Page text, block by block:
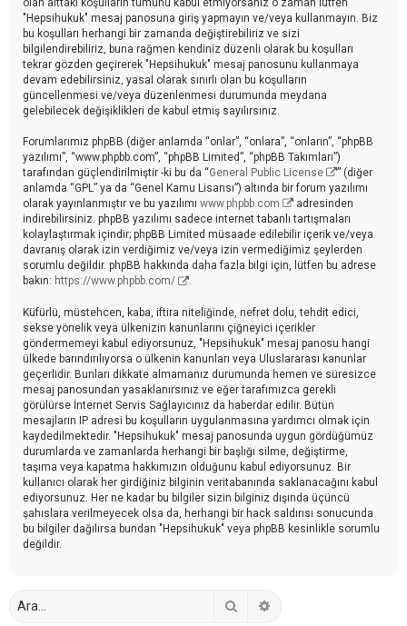
"Hepsihukuk" mesaj panosuna giriş yapmayın ve/veya kullanmayın. Biz
bu koşulları herhangi bir zamanda değiştirebiliriz ve sizi
bilgilendirebiliriz, buna rağmen kendiniz düzenli olarak bu koşulları
tekrar gözden geçirerek "Hepsihukuk" mesaj panosunu kullanmaya
devam edebilirsiniz, yasal olarak sınırlı olan bu koşulların
güncellenmesi ve/veya düzenlenmesi durumunda meydana
gelebilecek değişiklikleri de kabul etmiş sayılırsınız.
Forumlarımız phpBB (diğer anlamda “onlar”, “onlara”, “onların”, “phpBB
yazılımı”, “www.phpbb.com”, “phpBB Limited”, “phpBB Takımları”)
tarafından güçlendirilmiştir -ki bu da “General Public License
” (diğer
anlamda “GPL” ya da “Genel Kamu Lisansı”) altında bir forum yazılımı
olarak yayınlanmıştır ve bu yazılımı www.phpbb.com
adresinden
indirebilirsiniz. phpBB yazılımı sadece internet tabanlı tartışmaları
kolaylaştırmak içindir; phpBB Limited müsaade edilebilir içerik ve/veya
davranış olarak izin verdiğimiz ve/veya izin vermediğimiz şeylerden
sorumlu değildir. phpBB hakkında daha fazla bilgi için, lütfen bu adrese
bakın: https://www.phpbb.com/ .
Küfürlü, müstehcen, kaba, iftira niteliğinde, nefret dolu, tehdit edici,
sekse yönelik veya ülkenizin kanunlarını çiğneyici içerikler
göndermemeyi kabul ediyorsunuz, "Hepsihukuk" mesaj panosu hangi
ülkede barındırılıyorsa o ülkenin kanunları veya Uluslararası kanunlar
geçerlidir. Bunları dikkate almamanız durumunda hemen ve süresizce
mesaj panosundan yasaklanırsınız ve eğer tarafımızca gerekli
görülürse İnternet Servis Sağlayıcınız da haberdar edilir. Bütün
mesajların IP adresi bu koşulların uygulanmasına yardımcı olmak için
kaydedilmektedir. "Hepsihukuk" mesaj panosunda uygun gördüğümüz
durumlarda ve zamanlarda herhangi bir başlığı silme, değiştirme,
taşıma veya kapatma hakkımızın olduğunu kabul ediyorsunuz. Bir
kullanıcı olarak her girdiğiniz bilginin veritabanında saklanacağını kabul
ediyorsunuz. Her ne kadar bu bilgiler sizin bilginiz dışında üçüncü
şahıslara verilmeyecek olsa da, herhangi bir hack saldırısı sonucunda
bu bilgiler dağılırsa bundan "Hepsihukuk" veya phpBB kesinlikle sorumlu
değildir.